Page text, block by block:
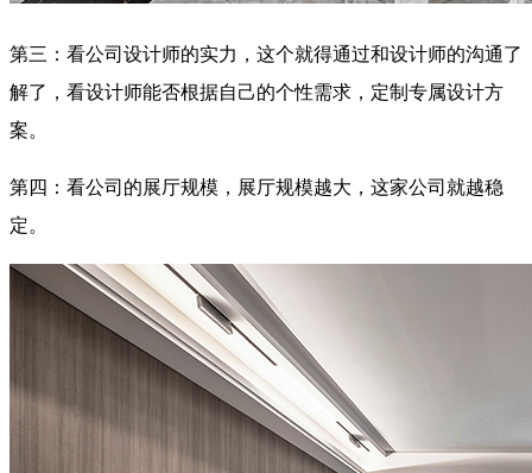
第三：看公司设计师的实力，这个就得通过和设计师的沟通了
解了，看设计师能否根据自己的个性需求，定制专属设计方
案。
第四：看公司的展厅规模，展厅规模越大，这家公司就越稳
定。